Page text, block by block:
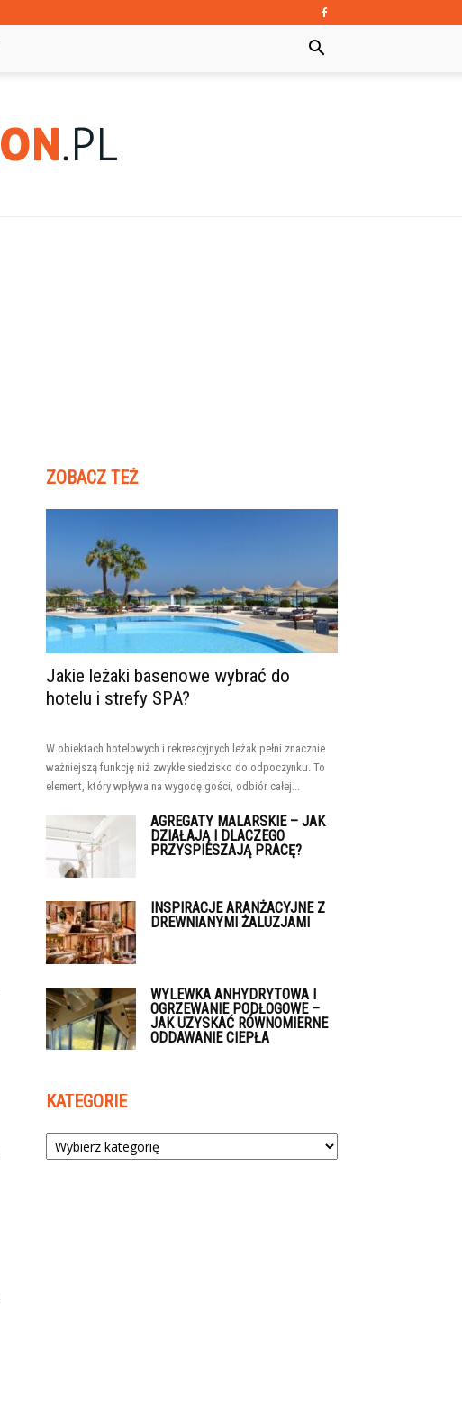
ZOBACZ TEŻ
Jakie leżaki basenowe wybrać do
hotelu i strefy SPA?
W obiektach hotelowych i rekreacyjnych leżak pełni znacznie
ważniejszą funkcję niż zwykłe siedzisko do odpoczynku. To
element, który wpływa na wygodę gości, odbiór całej...
AGREGATY MALARSKIE – JAK
DZIAŁAJĄ I DLACZEGO
PRZYSPIESZAJĄ PRACĘ?
INSPIRACJE ARANŻACYJNE Z
DREWNIANYMI ŻALUZJAMI
WYLEWKA ANHYDRYTOWA I
OGRZEWANIE PODŁOGOWE –
JAK UZYSKAĆ RÓWNOMIERNE
ODDAWANIE CIEPŁA
KATEGORIE
Kategorie